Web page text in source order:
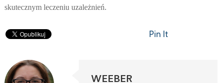
skutecznym leczeniu uzależnień.
Pin It